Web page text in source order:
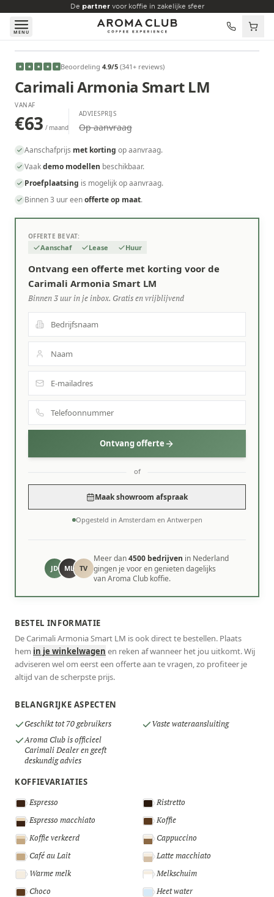
Skip to main content
De partnervoor koffie in zakelijke sfeer
MENU
VANAF
€63
★ ★ ★ ★ ★ Beoordeling 4.9/5 (341+ reviews)
Carimali Armonia Smart LM
VANAF
€63 / maand
ADVIESPRIJS
Op aanvraag
Aanschafprijs met korting op aanvraag.
Vaakdemo modellen beschikbaar.
Proefplaatsing is mogelijk op aanvraag.
Binnen 3 uur eenofferte op maat.
OFFERTE BEVAT:
Aanschaf Lease Huur
Ontvang een offerte met korting voor de
Carimali Armonia Smart LM
Binnen 3 uur in je inbox. Gratis en vrijblijvend
Ontvang offerte
of
Maak showroom afspraak
Opgesteld in Amsterdam en Antwerpen
JD ML TV
Meer dan4500 bedrijven in Nederland
gingen je voor en genieten dagelijks
van Aroma Club koffie.
BESTEL INFORMATIE
De Carimali Armonia Smart LM is ook direct te bestellen. Plaats
hem in je winkelwagen en reken af wanneer het jou uitkomt. Wij
adviseren wel om eerst een offerte aan te vragen, zo profiteer je
altijd van de scherpste prijs.
BELANGRIJKE ASPECTEN
Geschikt tot 70 gebruikers
Vaste wateraansluiting
Aroma Club is officieel
Carimali Dealer en geeft
deskundig advies
KOFFIEVARIATIES
Espresso
Ristretto
Espresso macchiato
Koffie
Koffie verkeerd
Cappuccino
Café au Lait
Latte macchiato
Warme melk
Melkschuim
Choco
Heet water